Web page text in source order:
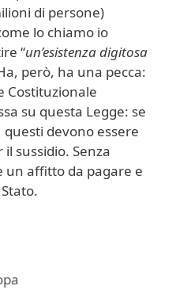
di persone)
lo chiamo io
“un’esistenza digitosa
però, ha una pecca:
Costituzionale
su questa Legge: se
devono essere
sussidio. Senza
un affitto da pagare e